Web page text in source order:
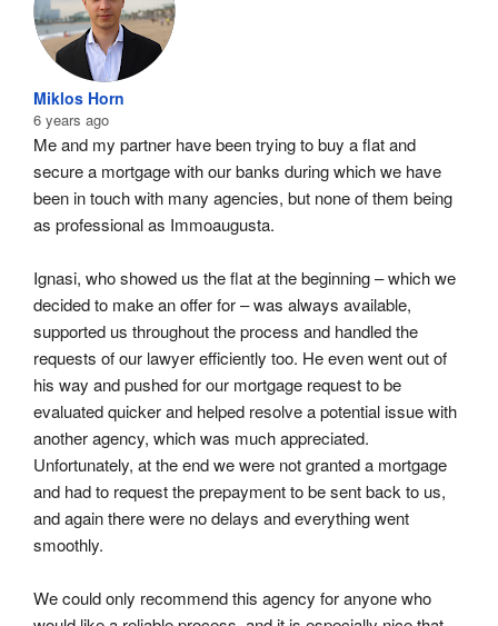
Miklos Horn
6 years ago
Me and my partner have been trying to buy a flat and
secure a mortgage with our banks during which we have
been in touch with many agencies, but none of them being
as professional as Immoaugusta.
Ignasi, who showed us the flat at the beginning – which we
decided to make an offer for – was always available,
supported us throughout the process and handled the
requests of our lawyer efficiently too. He even went out of
his way and pushed for our mortgage request to be
evaluated quicker and helped resolve a potential issue with
another agency, which was much appreciated.
Unfortunately, at the end we were not granted a mortgage
and had to request the prepayment to be sent back to us,
and again there were no delays and everything went
smoothly.
We could only recommend this agency for anyone who